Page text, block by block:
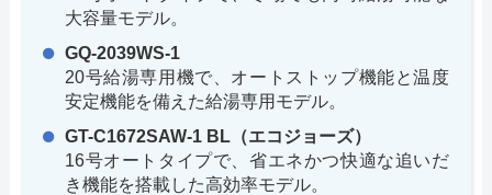
大容量モデル。
GQ-2039WS-1
20号給湯専用機で、オートストップ機能と温度
安定機能を備えた給湯専用モデル。
GT-C1672SAW-1 BL（エコジョーズ）
16号オートタイプで、省エネかつ快適な追いだ
き機能を搭載した高効率モデル。